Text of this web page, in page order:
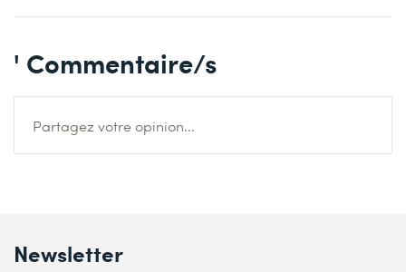
' Commentaire/s
Partagez votre opinion...
Newsletter